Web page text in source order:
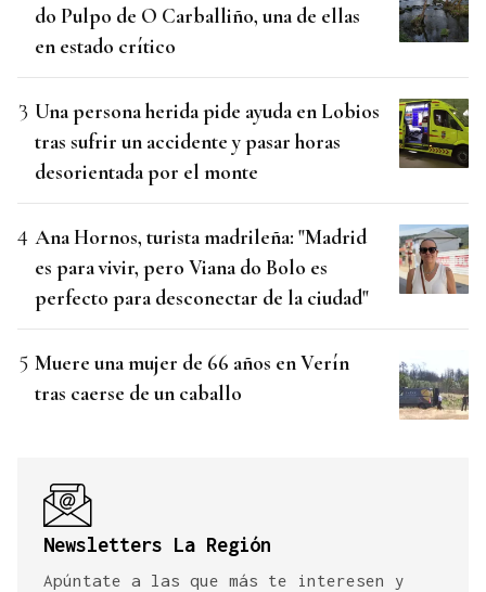
do Pulpo de O Carballiño, una de ellas
en estado crítico
Una persona herida pide ayuda en Lobios
tras sufrir un accidente y pasar horas
desorientada por el monte
Ana Hornos, turista madrileña: "Madrid
es para vivir, pero Viana do Bolo es
perfecto para desconectar de la ciudad"
Muere una mujer de 66 años en Verín
tras caerse de un caballo
Newsletters La Región
Apúntate a las que más te interesen y